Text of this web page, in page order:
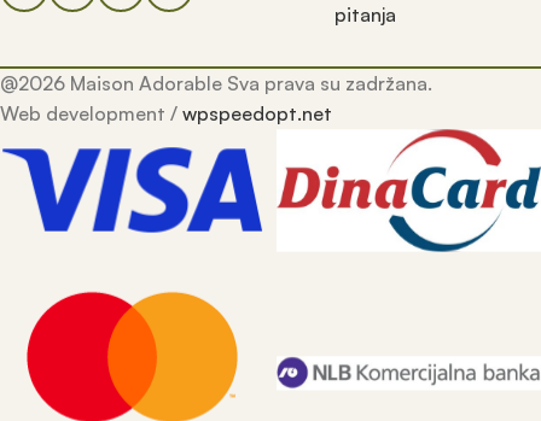
pitanja
@2026 Maison Adorable Sva prava su zadržana.
Web development / wpspeedopt.net